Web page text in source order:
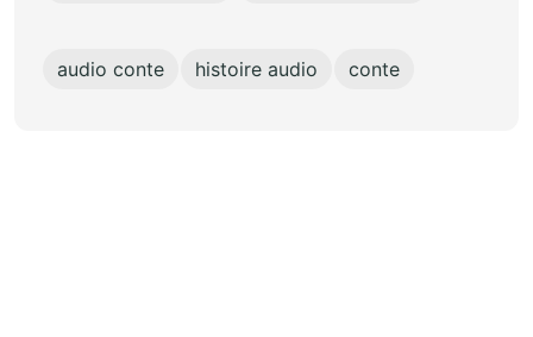
audio conte histoire audio conte